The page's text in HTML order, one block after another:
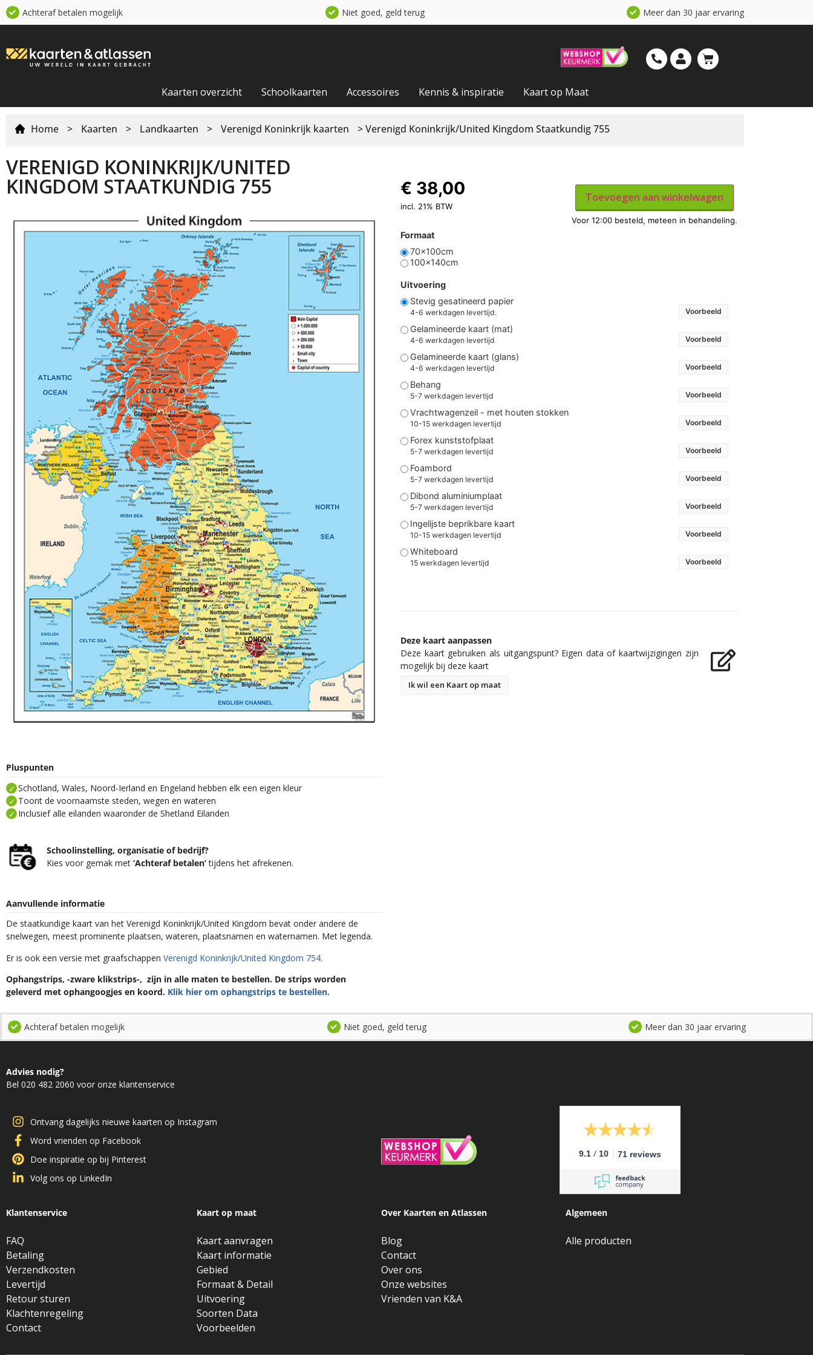
Achteraf betalen mogelijk Niet goed, geld terug Meer dan 30 jaar ervaring
Kaarten overzicht Schoolkaarten Accessoires Kennis & inspiratie Kaart op Maat
Home > Kaarten > Landkaarten > Verenigd Koninkrijk kaarten > Verenigd Koninkrijk/United Kingdom Staatkundig 755
VERENIGD KONINKRIJK/UNITED
KINGDOM STAATKUNDIG 755
Pluspunten
Schotland, Wales, Noord-Ierland en Engeland hebben elk een eigen kleur
Toont de voornaamste steden, wegen en wateren
Inclusief alle eilanden waaronder de Shetland Eilanden
Schoolinstelling, organisatie of bedrijf?
Kies voor gemak met‘Achteraf betalen’tijdens het afrekenen.
Aanvullende informatie
De staatkundige kaart van het Verenigd Koninkrijk/United Kingdom bevat onder andere de
snelwegen, meest prominente plaatsen, wateren, plaatsnamen en waternamen. Met legenda.
Er is ook een versie met graafschappen Verenigd Koninkrijk/United Kingdom 754.
Ophangstrips, -zware klikstrips-, zijn in alle maten te bestellen. De strips worden
geleverd met ophangoogjes en koord. Klik hier om ophangstrips te bestellen.
Formaat
70x100cm
100x140cm
Uitvoering
Stevig gesatineerd papier
4-6 werkdagen levertijd. Voorbeeld
Gelamineerde kaart (mat)
4-6 werkdagen levertijd Voorbeeld
Gelamineerde kaart (glans)
4-6 werkdagen levertijd Voorbeeld
Behang
5-7 werkdagen levertijd Voorbeeld
Vrachtwagenzeil - met houten stokken
10-15 werkdagen levertijd Voorbeeld
Forex kunststofplaat
5-7 werkdagen levertijd Voorbeeld
Foambord
5-7 werkdagen levertijd Voorbeeld
Dibond aluminiumplaat
5-7 werkdagen levertijd Voorbeeld
Ingelijste beprikbare kaart
10-15 werkdagen levertijd Voorbeeld
Whiteboard
15 werkdagen levertijd Voorbeeld
€ 38,00
incl. 21% BTW
Toevoegen aan winkelwagen
Deze kaart aanpassen
Deze kaart gebruiken als uitgangspunt? Eigen data of kaartwijzigingen zijn
mogelijk bij deze kaart
Ik wil een Kaart op maat
Achteraf betalen mogelijk Niet goed, geld terug Meer dan 30 jaar ervaring
Advies nodig?
Bel 020 482 2060 voor onze klantenservice
Ontvang dagelijks nieuwe kaarten op Instagram
Word vrienden op Facebook
Doe inspiratie op bij Pinterest
Volg ons op LinkedIn
9.1 / 10 71 reviews
Klantenservice
FAQ
Betaling
Verzendkosten
Levertijd
Retour sturen
Klachtenregeling
Contact
Kaart op maat
Kaart aanvragen
Kaart informatie
Gebied
Formaat & Detail
Uitvoering
Soorten Data
Voorbeelden
Over Kaarten en Atlassen
Blog
Contact
Over ons
Onze websites
Vrienden van K&A
Algemeen
Alle producten